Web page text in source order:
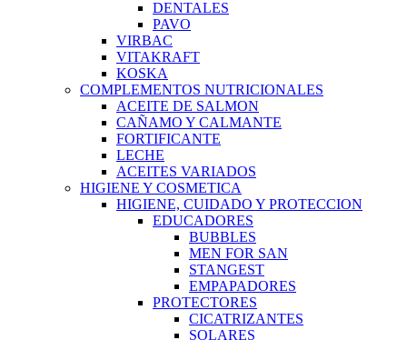
DENTALES
PAVO
VIRBAC
VITAKRAFT
KOSKA
COMPLEMENTOS NUTRICIONALES
ACEITE DE SALMON
CAÑAMO Y CALMANTE
FORTIFICANTE
LECHE
ACEITES VARIADOS
HIGIENE Y COSMETICA
HIGIENE, CUIDADO Y PROTECCION
EDUCADORES
BUBBLES
MEN FOR SAN
STANGEST
EMPAPADORES
PROTECTORES
CICATRIZANTES
SOLARES